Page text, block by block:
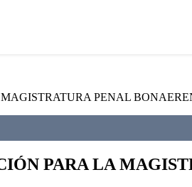
PENAL
PARA LA